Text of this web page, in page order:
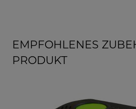
EMPFOHLENES
PRODUKT